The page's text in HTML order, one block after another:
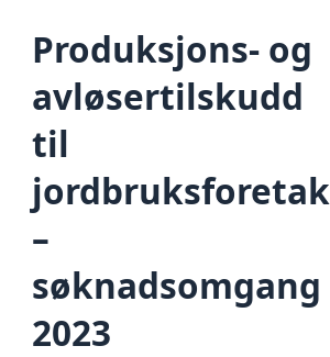
Produksjons- og
avløsertilskudd
til
jordbruksforetak
–
søknadsomgang
2023